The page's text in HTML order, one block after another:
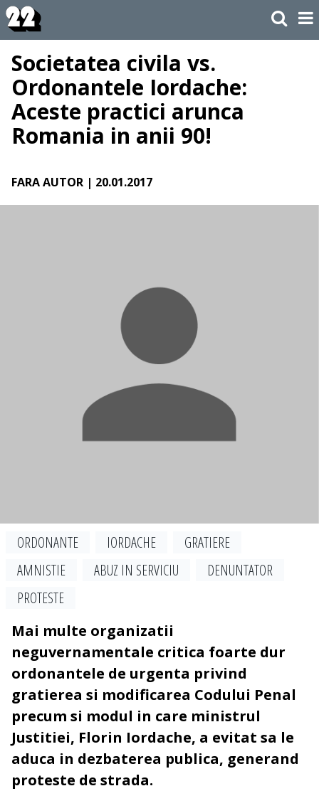
Societatea civila vs.
Ordonantele Iordache:
Aceste practici arunca
Romania in anii 90!
FARA AUTOR | 20.01.2017
ORDONANTE IORDACHE
GRATIERE
AMNISTIE
ABUZ IN SERVICIU
DENUNTATOR
PROTESTE
Mai multe organizatii
neguvernamentale critica foarte dur
ordonantele de urgenta privind
gratierea si modificarea Codului Penal
precum si modul in care ministrul
Justitiei, Florin Iordache, a evitat sa le
aduca in dezbaterea publica, generand
proteste de strada.